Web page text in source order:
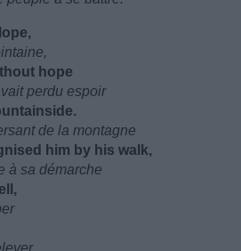
hope
perdu espoir
de la montagne
him by his walk,
à sa démarche